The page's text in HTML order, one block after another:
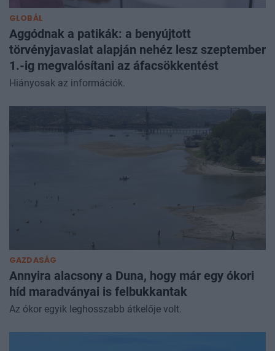
GLOBÁL
Aggódnak a patikák: a benyújtott
törvényjavaslat alapján nehéz lesz szeptember
1.-ig megvalósítani az áfacsökkentést
Hiányosak az információk.
GAZDASÁG
Annyira alacsony a Duna, hogy már egy ókori
híd maradványai is felbukkantak
Az ókor egyik leghosszabb átkelője volt.